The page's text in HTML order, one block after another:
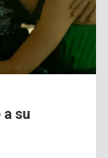
su